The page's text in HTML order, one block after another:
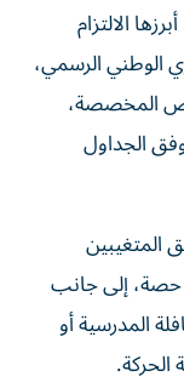
الالتزام
الوطني الرسمي،
المخصصة،
الجداول
المتغيبين
حصة، إلى جانب
المدرسية أو